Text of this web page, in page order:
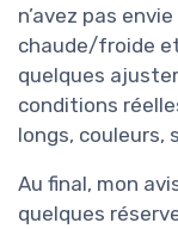
n’avez pas
chaude/froide
quelques
conditions
longs, couleurs,
Au final, mon
quelques